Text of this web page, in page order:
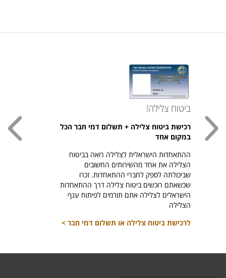
ביטוח צלילה!
רכישת ביטוח צלילה + תשלום דמי חבר הכל
במקום אחד
ההתאחדות הישראלית לצלילה רואה בביטוח
הצלילה את אחד מהשירותים החשובים
שביכולתה לספק לחברי ההתאחדות. זכרו
שכשאתם רוכשים ביטוח צלילה דרך ההתאחדות
הישראלים לצלילה אתם תורמים לפיתוח ענף
הצלילה
לרכישת ביטוח צלילה או תשלום דמי חבר >